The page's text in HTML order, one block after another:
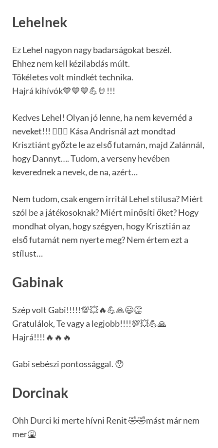
Lehelnek
Ez Lehel nagyon nagy badarságokat beszél.
Ehhez nem kell kézilabdás múlt.
Tökéletes volt mindkét technika.
Hajrá kihívók💙💙💙💪🤘!!!
Kedves Lehel! Olyan jó lenne, ha nem kevernéd a
neveket!!! 🤦🏼‍♀️ Kása Andrisnál azt mondtad
Krisztiánt győzte le az első futamán, majd Zalánnál,
hogy Dannyt…. Tudom, a verseny hevében
keverednek a nevek, de na, azért…
Nem tudom, csak engem irritál Lehel stílusa? Miért
szól be a játékosoknak? Miért minősíti őket? Hogy
mondhat olyan, hogy szégyen, hogy Krisztián az
első futamát nem nyerte meg? Nem értem ezt a
stílust…
Gabinak
Szép volt Gabi!!!!!💯💥🔥💪🙏😄👏
Gratulálok, Te vagy a legjobb!!!!💯💥💪🙏
Hajrá!!!!🔥🔥🔥
Gabi sebészi pontossággal. 😯
Dorcinak
Ohh Durci ki merte hívni Renit 🤣🤣mást már nem
mer🤮